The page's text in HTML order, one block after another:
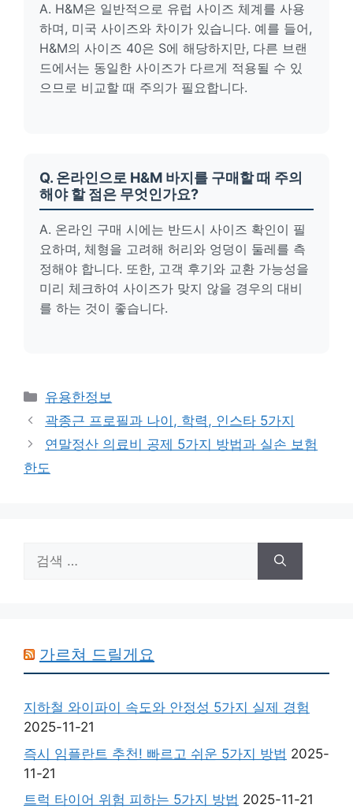
A. H&M은 일반적으로 유럽 사이즈 체계를 사용
하며, 미국 사이즈와 차이가 있습니다. 예를 들어,
H&M의 사이즈 40은 S에 해당하지만, 다른 브랜
드에서는 동일한 사이즈가 다르게 적용될 수 있
으므로 비교할 때 주의가 필요합니다.
Q. 온라인으로 H&M 바지를 구매할 때 주의
해야 할 점은 무엇인가요?
A. 온라인 구매 시에는 반드시 사이즈 확인이 필
요하며, 체형을 고려해 허리와 엉덩이 둘레를 측
정해야 합니다. 또한, 고객 후기와 교환 가능성을
미리 체크하여 사이즈가 맞지 않을 경우의 대비
를 하는 것이 좋습니다.
카
테
리
유용한정보
곽종근 프로필과 나이, 학력, 인스타 5가지
연말정산 의료비 공제 5가지 방법과 실손 보험
한도
색:
가르쳐 드릴게요
지하철 와이파이 속도와 안정성 5가지 실제 경험
2025-11-21
즉시 임플란트 추천! 빠르고 쉬운 5가지 방법 2025-
11-21
트럭 타이어 위험 피하는 5가지 방법 2025-11-21